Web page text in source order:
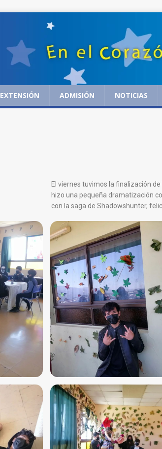
EXTENSIÓN ADMISIÓN NOTICIAS
El viernes tuvimos la finalización
hizo una pequeña dramatización
con la saga de Shadowshunter,